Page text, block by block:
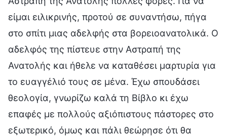
είμαι ειλικρινής, προτού σε συναντήσω, πήγα
στο σπίτι μιας αδελφής στα βορειοανατολικά. Ο
αδελφός της πίστευε στην Αστραπή της
Ανατολής και ήθελε να καταθέσει μαρτυρία για
το ευαγγέλιό τους σε μένα. Έχω σπουδάσει
θεολογία, γνωρίζω καλά τη Βίβλο κι έχω
επαφές με πολλούς αξιόπιστους πάστορες στο
εξωτερικό, όμως και πάλι θεώρησε ότι θα